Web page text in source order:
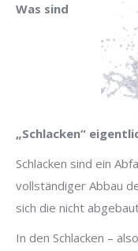
Was sind
„Schlacken“
Schlacken sind ein
vollständiger Abbau
sich die nicht
In den Schlacken –